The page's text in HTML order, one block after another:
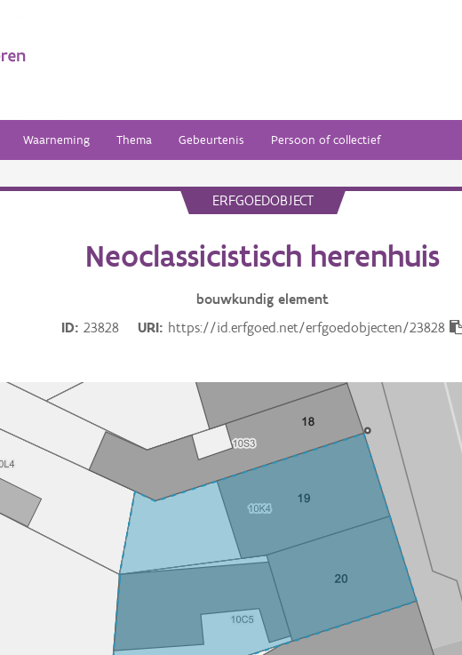
Waarneming Thema Gebeurtenis Persoon of collectief
ERFGOEDOBJECT
Neoclassicistisch herenhuis
bouwkundig element
ID
23828 URI https://id.erfgoed.net/erfgoedobjecten/23828